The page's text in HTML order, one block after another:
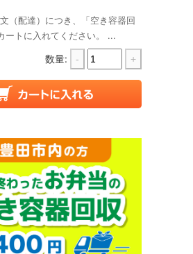
（配達）につき、「空き容器回
ートに入れてください。 ...
数量: - +